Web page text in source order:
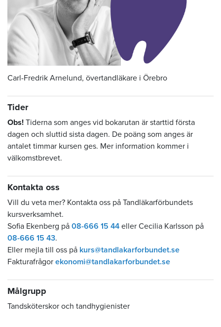
Carl-Fredrik Arnelund, övertandläkare i Örebro
Tider
Obs! Tiderna som anges vid bokarutan är starttid första
dagen och sluttid sista dagen. De poäng som anges är
antalet timmar kursen ges. Mer information kommer i
välkomstbrevet.
Kontakta oss
Vill du veta mer? Kontakta oss på Tandläkarförbundets
kursverksamhet.
Sofia Ekenberg på 08-666 15 44 eller Cecilia Karlsson på
08-666 15 43.
Eller mejla till oss på kurs@tandlakarforbundet.se
Fakturafrågor ekonomi@tandlakarforbundet.se
Målgrupp
Tandsköterskor och tandhygienister